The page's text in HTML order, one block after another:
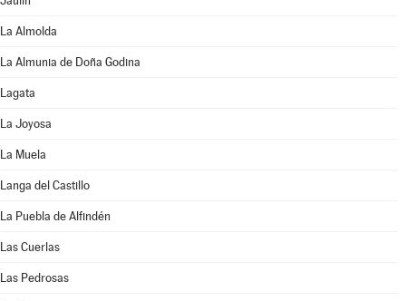
La Almolda
La Almunia de Doña Godina
Lagata
La Joyosa
La Muela
Langa del Castillo
La Puebla de Alfindén
Las Cuerlas
Las Pedrosas